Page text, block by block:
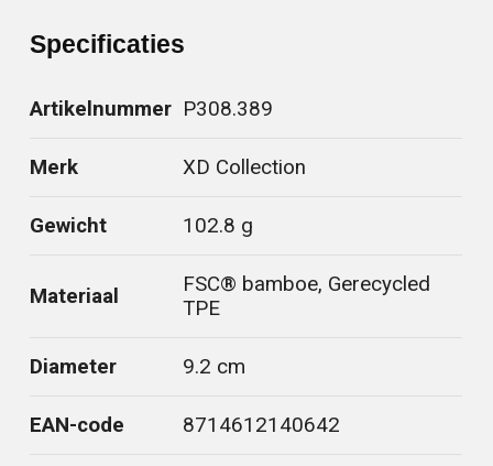
Specificaties
Artikelnummer P308.389
Merk XD Collection
Gewicht 102.8 g
Materiaal
FSC® bamboe, Gerecycled
TPE
Diameter 9.2 cm
EAN-code 8714612140642